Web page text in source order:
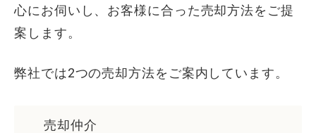
心にお伺いし、お客様に合った売却方法をご提
案します。
弊社では2つの売却方法をご案内しています。
売却仲介